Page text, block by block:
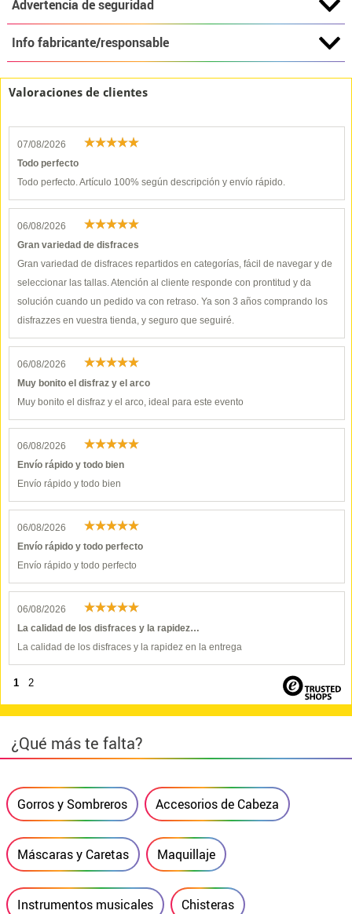
Advertencia de seguridad
Info fabricante/responsable
Valoraciones de clientes
07/08/2026
Todo perfecto
Todo perfecto. Artículo 100% según descripción y envío rápido.
06/08/2026
Gran variedad de disfraces
Gran variedad de disfraces repartidos en categorías, fácil de navegar y de
seleccionar las tallas. Atención al cliente responde con prontitud y da
solución cuando un pedido va con retraso. Ya son 3 años comprando los
disfrazzes en vuestra tienda, y seguro que seguiré.
06/08/2026
Muy bonito el disfraz y el arco
Muy bonito el disfraz y el arco, ideal para este evento
06/08/2026
Envío rápido y todo bien
Envío rápido y todo bien
06/08/2026
Envío rápido y todo perfecto
Envío rápido y todo perfecto
06/08/2026
La calidad de los disfraces y la rapidez…
La calidad de los disfraces y la rapidez en la entrega
1 2
¿Qué más te falta?
Gorros y Sombreros Accesorios de Cabeza
Máscaras y Caretas Maquillaje
Instrumentos musicales Chisteras